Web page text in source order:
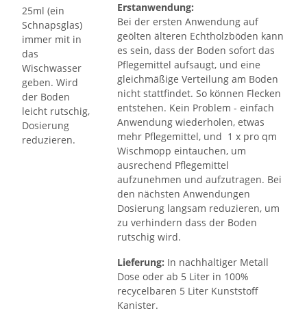
Erstanwendung:
Bei der ersten Anwendung auf
geölten älteren Echtholzböden kann
es sein, dass der Boden sofort das
Pflegemittel aufsaugt, und eine
gleichmäßige Verteilung am Boden
nicht stattfindet. So können Flecken
entstehen. Kein Problem - einfach
Anwendung wiederholen, etwas
mehr Pflegemittel, und 1 x pro qm
Wischmopp eintauchen, um
ausrechend Pflegemittel
aufzunehmen und aufzutragen. Bei
den nächsten Anwendungen
Dosierung langsam reduzieren, um
zu verhindern dass der Boden
rutschig wird.
Lieferung: In nachhaltiger Metall
Dose oder ab 5 Liter in 100%
recycelbaren 5 Liter Kunststoff
Kanister.